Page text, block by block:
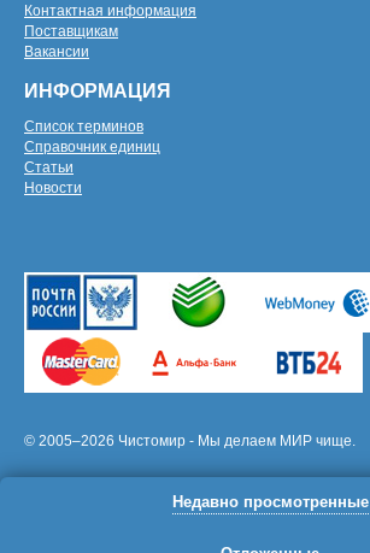
Контактная информация
Поставщикам
Вакансии
ИНФОРМАЦИЯ
Список терминов
Справочник единиц
Статьи
Новости
© 2005–2026 Чистомир - Мы делаем МИР чище.
Недавно просмотренные